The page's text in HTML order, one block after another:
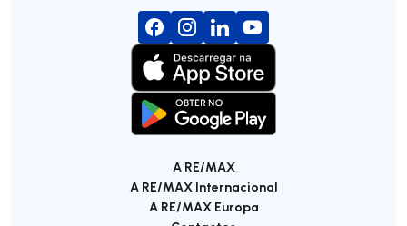
A RE/MAX
A RE/MAX Internacional
A RE/MAX Europa